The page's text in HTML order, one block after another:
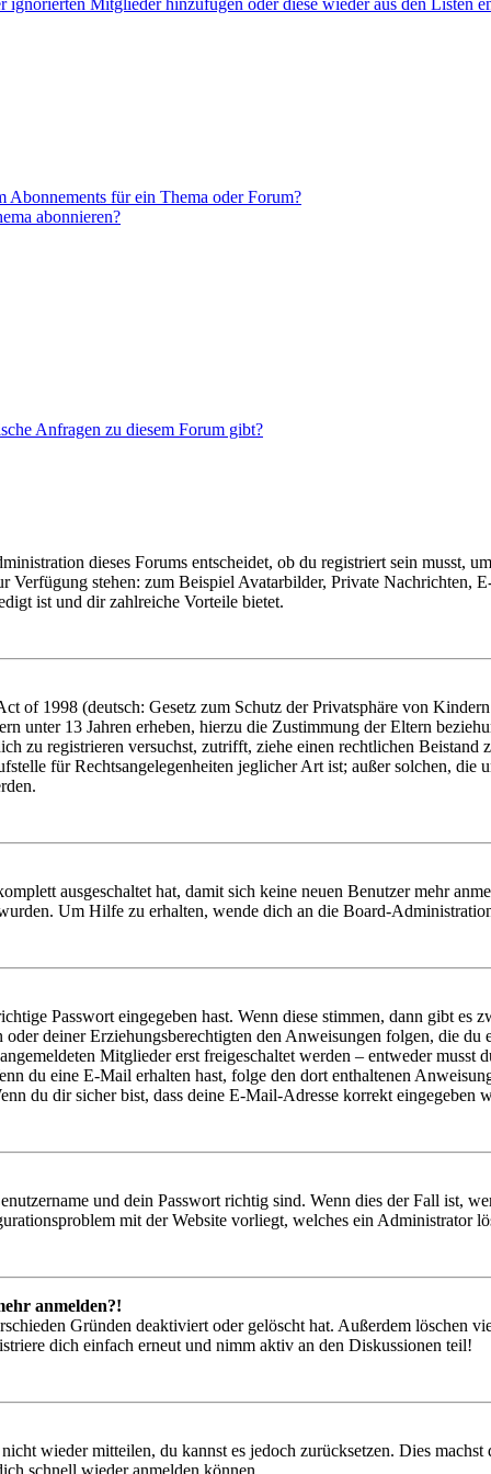
Mitglieder hinzufügen oder diese wieder aus den Listen
Abonnements für ein Thema oder Forum?
abonnieren?
Anfragen zu diesem Forum gibt?
dieses Forums entscheidet, ob du registriert sein musst,
stehen: zum Beispiel Avatarbilder, Private Nachrichten,
ist und dir zahlreiche Vorteile bietet.
of 1998 (deutsch: Gesetz zum Schutz der Privatsphäre von
unter 13 Jahren erheben, hierzu die Zustimmung der Eltern
zu registrieren versuchst, zutrifft, ziehe einen rechtlichen
für Rechtsangelegenheiten jeglicher Art ist; außer solchen,
ausgeschaltet hat, damit sich keine neuen Benutzer mehr
Um Hilfe zu erhalten, wende dich an die Board-
Passwort eingegeben hast. Wenn diese stimmen, dann gibt es
deiner Erziehungsberechtigten den Anweisungen folgen, die
Mitglieder erst freigeschaltet werden – entweder musst
du eine E-Mail erhalten hast, folge den dort enthaltenen
du dir sicher bist, dass deine E-Mail-Adresse korrekt eingegeben
und dein Passwort richtig sind. Wenn dies der Fall ist,
mit der Website vorliegt, welches ein Administrator
anmelden?!
Gründen deaktiviert oder gelöscht hat. Außerdem löschen
dich einfach erneut und nimm aktiv an den Diskussionen teil!
wieder mitteilen, du kannst es jedoch zurücksetzen. Dies